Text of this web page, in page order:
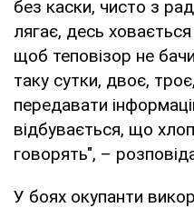
без каски, чисто з
лягає, десь
щоб теповізор не
таку сутки, двоє,
передавати
відбувається, що
говорять", –
У боях окупанти